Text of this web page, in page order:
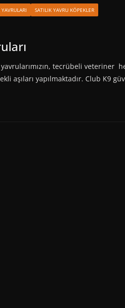
SATILIK YAVRU KÖPEKLER
tecrübeli veteriner
aşıları yapılmaktadır. Club K9